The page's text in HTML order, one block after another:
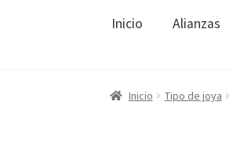
Inicio Alianzas
Inicio Tipo de joya